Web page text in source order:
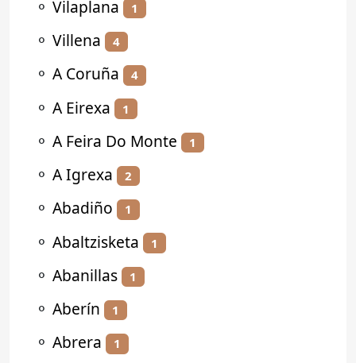
⚬ Vilaplana 1
⚬ Villena 4
⚬ A Coruña 4
⚬ A Eirexa 1
⚬ A Feira Do Monte 1
⚬ A Igrexa 2
⚬ Abadiño 1
⚬ Abaltzisketa 1
⚬ Abanillas 1
⚬ Aberín 1
⚬ Abrera 1